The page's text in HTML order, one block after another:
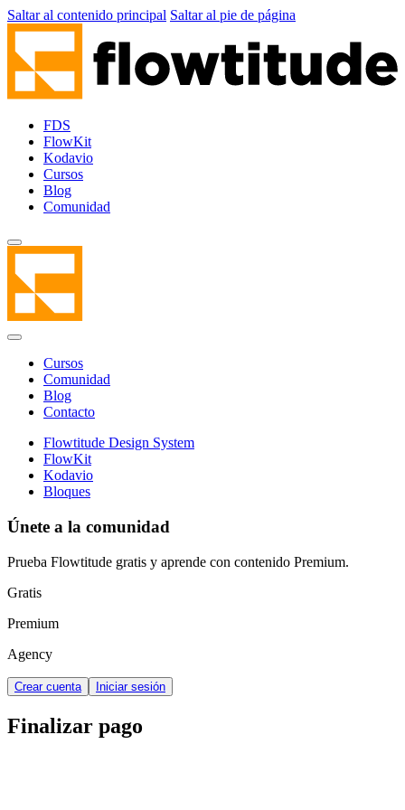
Saltar al contenido principal Saltar al pie de página
FDS
FlowKit
Kodavio
Cursos
Blog
Comunidad
Cursos
Comunidad
Blog
Contacto
Flowtitude Design System
FlowKit
Kodavio
Bloques
Únete a la comunidad
Prueba Flowtitude gratis y aprende con contenido Premium.
Gratis
Premium
Agency
Crear cuenta Iniciar sesión
Finalizar pago